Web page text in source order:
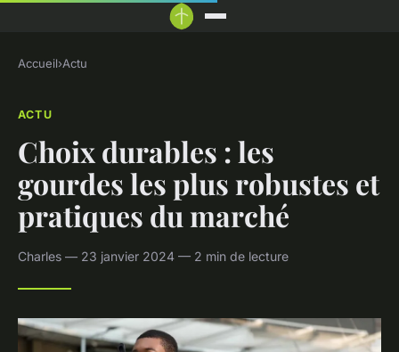
Accueil›Actu
ACTU
Choix durables : les
gourdes les plus robustes et
pratiques du marché
Charles — 23 janvier 2024 — 2 min de lecture